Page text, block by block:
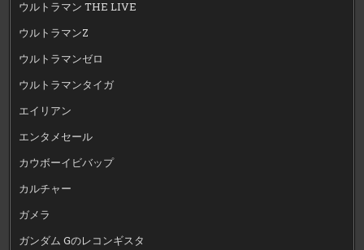
ウルトラマン THE LIVE
ウルトラマンZ
ウルトラマンゼロ
ウルトラマンタイガ
エイリアン
エンタメセール
カウボーイビバップ
カルチャー
ガメラ
ガンダム Gのレコンギスタ